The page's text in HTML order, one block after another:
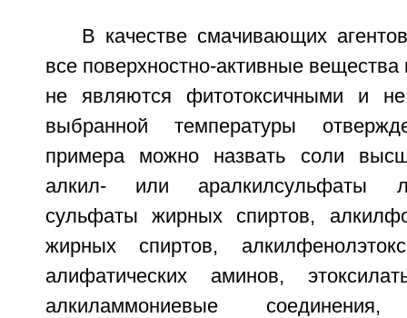
В качестве смачивающих
все поверхностно-активные вещества
не являются фитотоксичными и
выбранной температуры
примера можно назвать соли
алкил- или аралкилсульфаты
сульфаты жирных спиртов,
жирных спиртов,
алифатических аминов,
алкиламмониевые